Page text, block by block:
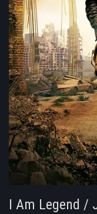
I Am Legend /